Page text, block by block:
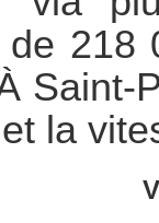
218
Saint-
la